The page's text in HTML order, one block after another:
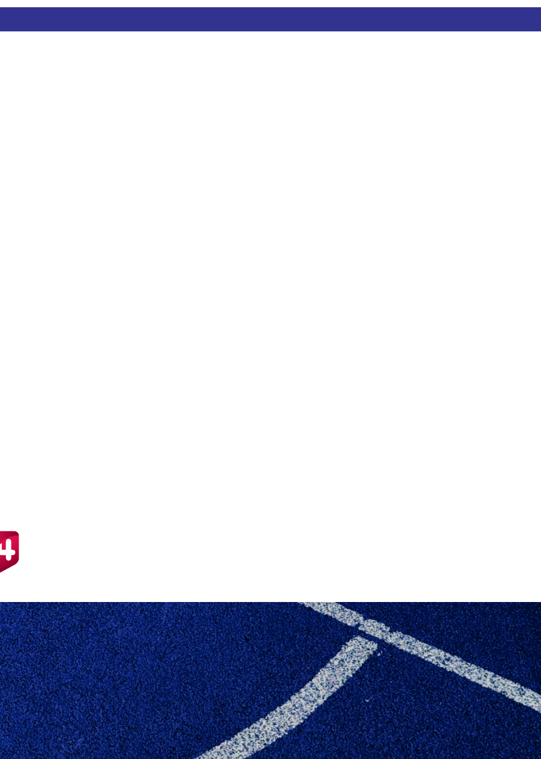
1. DIV. ER FYNSMESTER